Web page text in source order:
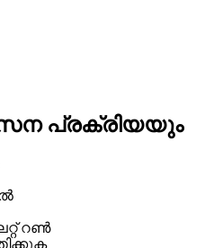
പ്രക്രിയയും
റൺ